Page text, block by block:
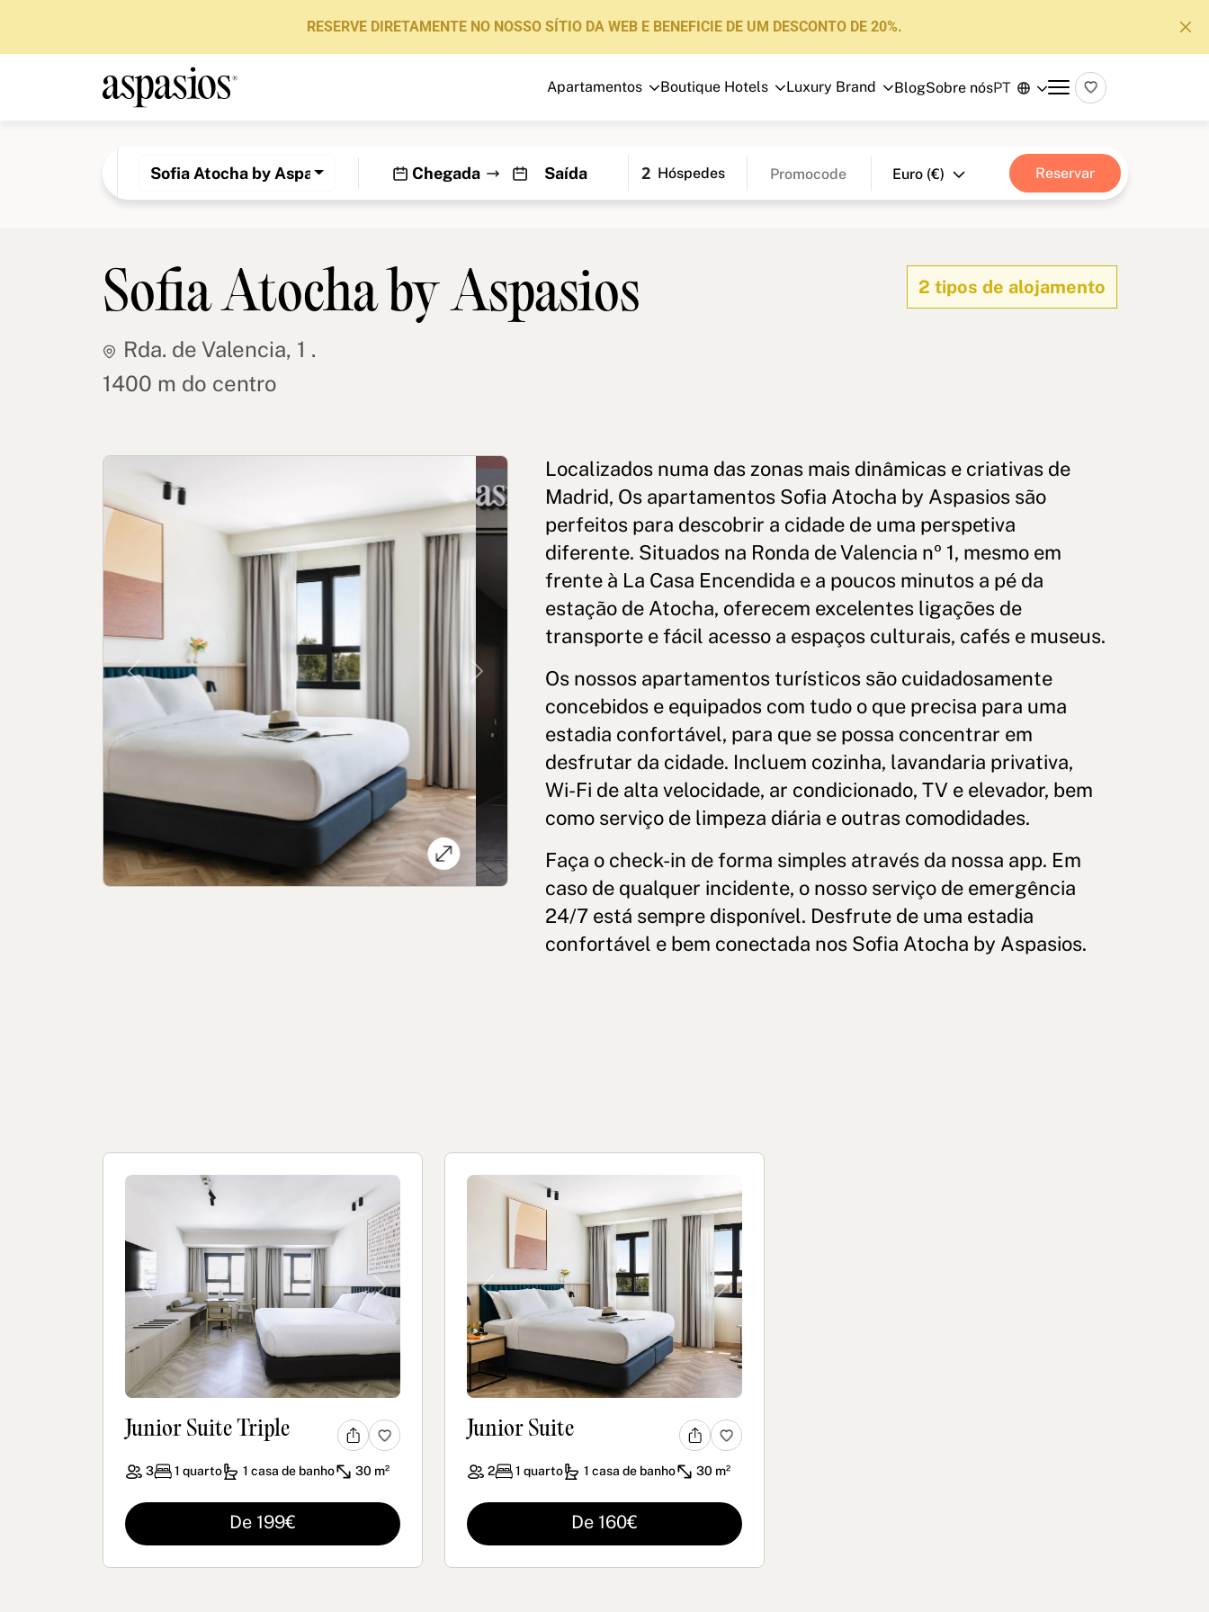
RESERVE DIRETAMENTE NO NOSSO SÍTIO DA WEB E BENEFICIE DE UM DESCONTO DE 20%.
Apartamentos Boutique Hotels Luxury Brand BlogSobre nósPT
Sofia Atocha by Aspasios 2 Hóspedes
Luxury Brand
Investidores
Política de cookies Política de privacidade Termos e condições
Livro de Reclamações para Porto © 2026Aspasios | Todos os direitos reservados
Sofia Atocha by Aspasios
Rda. de Valencia, 1 .
1400 m do centro
2 tipos de alojamento
Previous Next
Localizados numa das zonas mais dinâmicas e criativas de
Madrid, Os apartamentos Sofia Atocha by Aspasios são
perfeitos para descobrir a cidade de uma perspetiva
diferente. Situados na Ronda de Valencia nº 1, mesmo em
frente à La Casa Encendida e a poucos minutos a pé da
estação de Atocha, oferecem excelentes ligações de
transporte e fácil acesso a espaços culturais, cafés e museus.
Os nossos apartamentos turísticos são cuidadosamente
concebidos e equipados com tudo o que precisa para uma
estadia confortável, para que se possa concentrar em
desfrutar da cidade. Incluem cozinha, lavandaria privativa,
Wi-Fi de alta velocidade, ar condicionado, TV e elevador, bem
como serviço de limpeza diária e outras comodidades.
Faça o check-in de forma simples através da nossa app. Em
caso de qualquer incidente, o nosso serviço de emergência
24/7 está sempre disponível. Desfrute de uma estadia
confortável e bem conectada nos Sofia Atocha by Aspasios.
Previous Next
Junior Suite Triple
3 1 quarto 1 casa de banho 30 m²
De 199€
Previous Next
Junior Suite
2 1 quarto 1 casa de banho 30 m²
De 160€